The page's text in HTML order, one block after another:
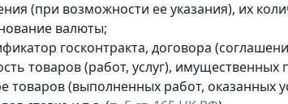
(при возможности ее указания), их
валюты;
госконтракта, договора
товаров (работ, услуг),
товаров (выполненных работ, оказанных